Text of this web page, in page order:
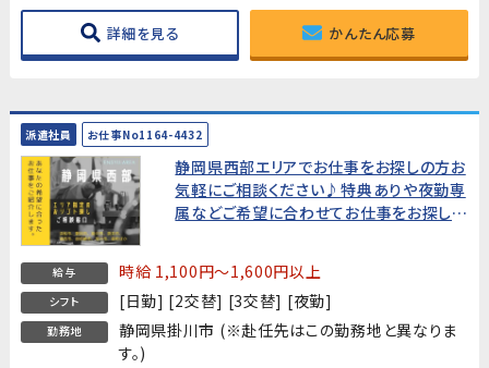
詳細を見る かんたん応募
派遣社員 お仕事No1164-4432
静岡県西部エリアでお仕事をお探しの方お
気軽にご相談ください♪特典ありや夜勤専
属などご希望に合わせてお仕事をお探しし
給与 時給 1,100円～1,600円以上
シフト [日勤] [2交替] [3交替] [夜勤]
勤務地
静岡県掛川市 (※赴任先はこの勤務地と異なりま
す。)